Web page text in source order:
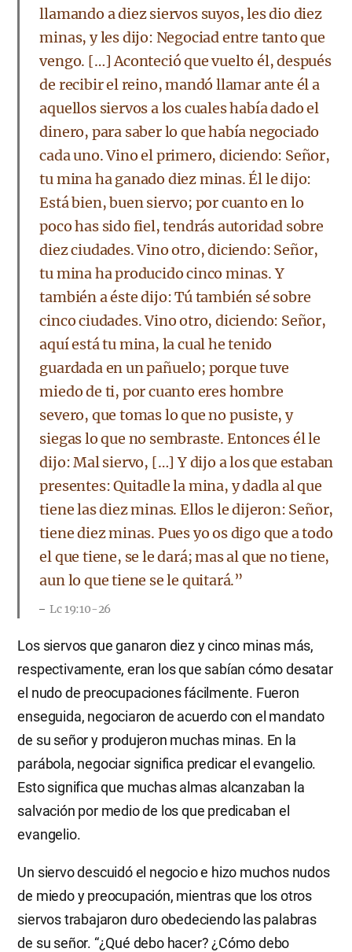
llamando a diez siervos suyos, les dio diez
minas, y les dijo: Negociad entre tanto que
vengo. […] Aconteció que vuelto él, después
de recibir el reino, mandó llamar ante él a
aquellos siervos a los cuales había dado el
dinero, para saber lo que había negociado
cada uno. Vino el primero, diciendo: Señor,
tu mina ha ganado diez minas. Él le dijo:
Está bien, buen siervo; por cuanto en lo
poco has sido fiel, tendrás autoridad sobre
diez ciudades. Vino otro, diciendo: Señor,
tu mina ha producido cinco minas. Y
también a éste dijo: Tú también sé sobre
cinco ciudades. Vino otro, diciendo: Señor,
aquí está tu mina, la cual he tenido
guardada en un pañuelo; porque tuve
miedo de ti, por cuanto eres hombre
severo, que tomas lo que no pusiste, y
siegas lo que no sembraste. Entonces él le
dijo: Mal siervo, […] Y dijo a los que estaban
presentes: Quitadle la mina, y dadla al que
tiene las diez minas. Ellos le dijeron: Señor,
tiene diez minas. Pues yo os digo que a todo
el que tiene, se le dará; mas al que no tiene,
aun lo que tiene se le quitará.”
Lc 19:10-26
Los siervos que ganaron diez y cinco minas más,
respectivamente, eran los que sabían cómo desatar
el nudo de preocupaciones fácilmente. Fueron
enseguida, negociaron de acuerdo con el mandato
de su señor y produjeron muchas minas. En la
parábola, negociar significa predicar el evangelio.
Esto significa que muchas almas alcanzaban la
salvación por medio de los que predicaban el
evangelio.
Un siervo descuidó el negocio e hizo muchos nudos
de miedo y preocupación, mientras que los otros
siervos trabajaron duro obedeciendo las palabras
de su señor. “¿Qué debo hacer? ¿Cómo debo